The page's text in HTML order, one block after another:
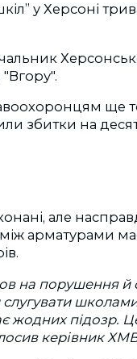
у Херсоні
ще
збитки на
але
арматурами
на порушення й
слугувати
жодних підозр. Це
керівник